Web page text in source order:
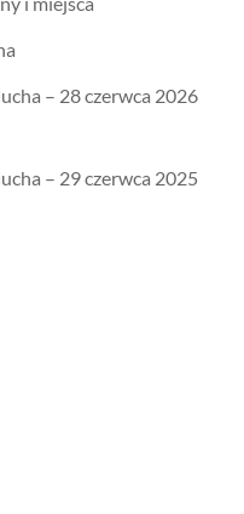
– 28 czerwca 2026
– 29 czerwca 2025